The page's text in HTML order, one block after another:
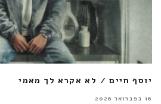
יוסף חיים / לא אקרא לך מאמי
16 בפברואר 2026